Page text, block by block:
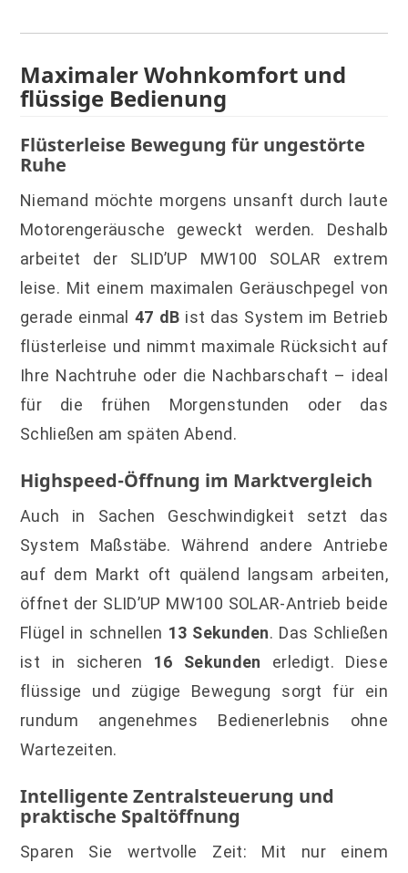
Maximaler Wohnkomfort und
flüssige Bedienung
Flüsterleise Bewegung für ungestörte
Ruhe
Niemand möchte morgens unsanft durch laute
Motorengeräusche geweckt werden. Deshalb
arbeitet der SLID’UP MW100 SOLAR extrem
leise. Mit einem maximalen Geräuschpegel von
gerade einmal 47 dB ist das System im Betrieb
flüsterleise und nimmt maximale Rücksicht auf
Ihre Nachtruhe oder die Nachbarschaft – ideal
für die frühen Morgenstunden oder das
Schließen am späten Abend.
Highspeed-Öffnung im Marktvergleich
Auch in Sachen Geschwindigkeit setzt das
System Maßstäbe. Während andere Antriebe
auf dem Markt oft quälend langsam arbeiten,
öffnet der SLID’UP MW100 SOLAR-Antrieb beide
Flügel in schnellen 13 Sekunden. Das Schließen
ist in sicheren 16 Sekunden erledigt. Diese
flüssige und zügige Bewegung sorgt für ein
rundum angenehmes Bedienerlebnis ohne
Wartezeiten.
Intelligente Zentralsteuerung und
praktische Spaltöffnung
Sparen Sie wertvolle Zeit: Mit nur einem